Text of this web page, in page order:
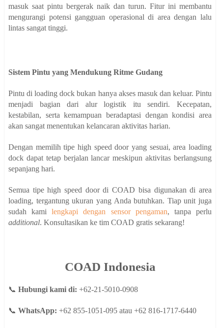
masuk saat pintu bergerak naik dan turun. Fitur ini membantu
mengurangi potensi gangguan operasional di area dengan lalu
lintas sangat tinggi.
Sistem Pintu yang Mendukung Ritme Gudang
Pintu di loading dock bukan hanya akses masuk dan keluar. Pintu
menjadi bagian dari alur logistik itu sendiri. Kecepatan,
kestabilan, serta kemampuan beradaptasi dengan kondisi area
akan sangat menentukan kelancaran aktivitas harian.
Dengan memilih tipe high speed door yang sesuai, area loading
dock dapat tetap berjalan lancar meskipun aktivitas berlangsung
sepanjang hari.
Semua tipe high speed door di COAD bisa digunakan di area
loading, tergantung ukuran yang Anda butuhkan. Tiap unit juga
sudah kamilengkapi dengan sensor pengaman, tanpa perlu
additional. Konsultasikan ke tim COAD gratis sekarang!
COAD Indonesia
📞 Hubungi kami di: +62-21-5010-0908
📞 WhatsApp: +62 855-1051-095 atau +62 816-1717-6440